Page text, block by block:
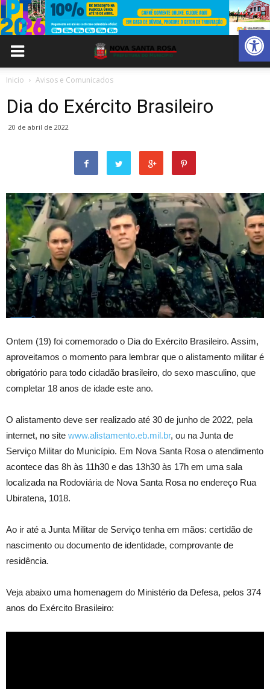
Abrir
Inicio Avisos e Comunicados
Dia do Exército Brasileiro
20 de abril de 2022
Ontem (19) foi comemorado o Dia do Exército Brasileiro. Assim,
aproveitamos o momento para lembrar que o alistamento militar é
obrigatório para todo cidadão brasileiro, do sexo masculino, que
completar 18 anos de idade este ano.
O alistamento deve ser realizado até 30 de junho de 2022, pela
internet, no site www.alistamento.eb.mil.br, ou na Junta de
Serviço Militar do Município. Em Nova Santa Rosa o atendimento
acontece das 8h às 11h30 e das 13h30 às 17h em uma sala
localizada na Rodoviária de Nova Santa Rosa no endereço Rua
Ubiratena, 1018.
Ao ir até a Junta Militar de Serviço tenha em mãos: certidão de
nascimento ou documento de identidade, comprovante de
residência.
Veja abaixo uma homenagem do Ministério da Defesa, pelos 374
anos do Exército Brasileiro: